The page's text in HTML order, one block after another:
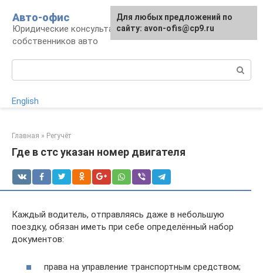
контенту
Авто-офис
Юридические консультации для водителей и
собственников авто
English
Главная » Регучёт
Где в стс указан номер двигателя
Каждый водитель, отправляясь даже в небольшую
поездку, обязан иметь при себе определённый набор
документов:
права на управление транспортным средством;
Для любых предложений по
сайту: avon-ofis@cp9.ru